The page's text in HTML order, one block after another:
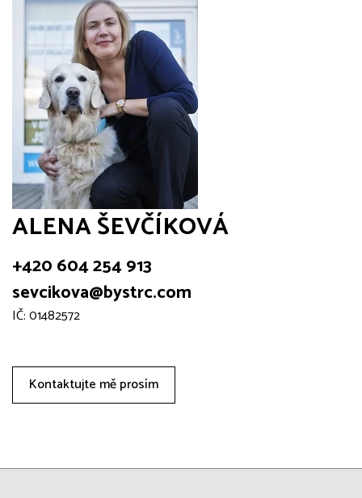
ALENA ŠEVČÍKOVÁ
+420 604 254 913
sevcikova@bystrc.com
IČ: 01482572
Kontaktujte mě prosím